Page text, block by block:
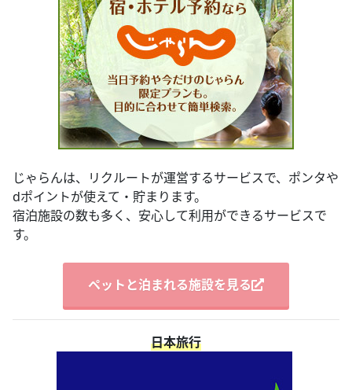
じゃらんは、リクルートが運営するサービスで、ポンタや
dポイントが使えて・貯まります。
宿泊施設の数も多く、安心して利用ができるサービスで
す。
ペットと泊まれる施設を見る
日本旅行